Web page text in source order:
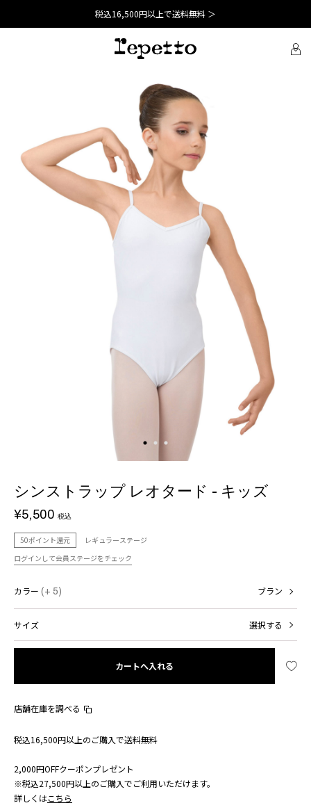
税込16,500円以上で送料無料 ＞
シンストラップ レオタード - キッズ
¥5,500 税込
50ポイント還元
レギュラーステージ
ログインして会員ステージをチェック
カラー (+ 5) ブラン
サイズ 選択する
カートへ入れる
店舗在庫を調べる
税込16,500円以上のご購入で送料無料
2,000円OFFクーポンプレゼント
※税込27,500円以上のご購入でご利用いただけます。
詳しくはこちら